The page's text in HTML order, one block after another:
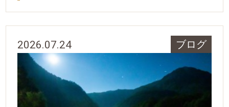
2026.07.24 ブログ